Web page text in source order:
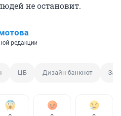
не остановит.
редакции
ЦБ Дизайн банкнот